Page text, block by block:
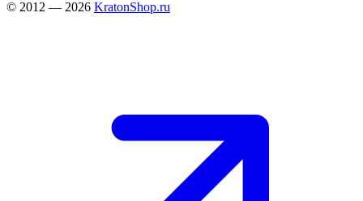
© 2012 — 2026 KratonShop.ru